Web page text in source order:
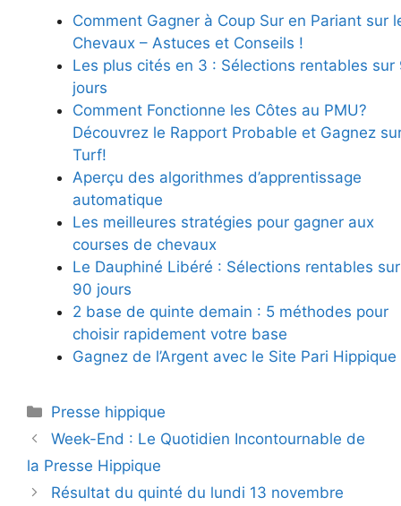
Comment Gagner à Coup Sur en Pariant sur
Chevaux – Astuces et Conseils !
Les plus cités en 3 : Sélections rentables sur
jours
Comment Fonctionne les Côtes au PMU?
Découvrez le Rapport Probable et Gagnez
Turf!
Aperçu des algorithmes d’apprentissage
automatique
Les meilleures stratégies pour gagner aux
courses de chevaux
Le Dauphiné Libéré : Sélections rentables sur
90 jours
2 base de quinte demain : 5 méthodes pour
choisir rapidement votre base
Gagnez de l’Argent avec le Site Pari Hippique
Catégories
Presse hippique
Week-End : Le Quotidien Incontournable de
la Presse Hippique
Résultat du quinté du lundi 13 novembre